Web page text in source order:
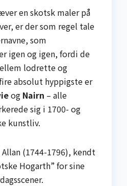
en skotsk maler på
er der som regel tale
som
igen og igen, fordi de
lodrette og
absolut hyppigste er
og Nairn – alle
sig i 1700- og
kunstliv.
Allan (1744-1796), kendt
Hogarth” for sine